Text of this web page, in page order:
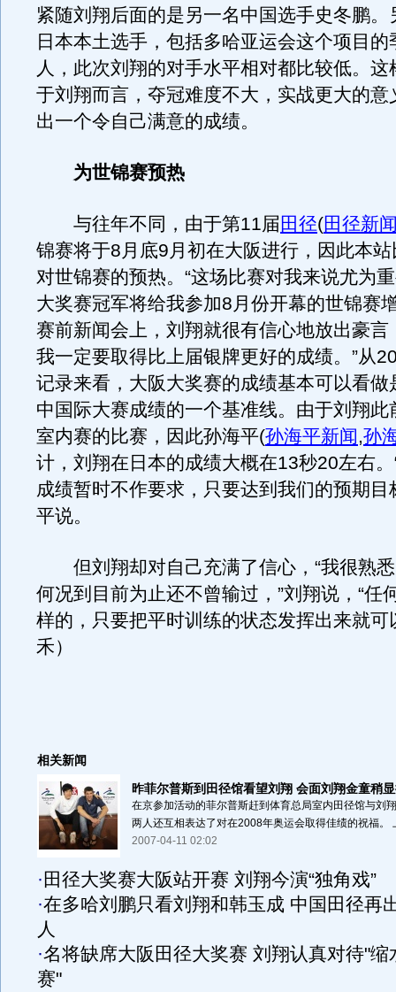
紧随刘翔后面的是另一名中国选手史冬鹏。
日本本土选手，包括多哈亚运会这个项目的
人，此次刘翔的对手水平相对都比较低。这
于刘翔而言，夺冠难度不大，实战更大的意
出一个令自己满意的成绩。
为世锦赛预热
与往年不同，由于第11届 田径(田径新
锦赛将于8月底9月初在大阪进行，因此本
对世锦赛的预热。“这场比赛对我来说尤为
大奖赛冠军将给我参加8月份开幕的世锦赛
赛前新闻会上，刘翔就很有信心地放出豪言
我一定要取得比上届银牌更好的成绩。”从
记录来看，大阪大奖赛的成绩基本可以看做
中国际大赛成绩的一个基准线。由于刘翔此
室内赛的比赛，因此孙海平(孙海平新闻,孙
计，刘翔在日本的成绩大概在13秒20左右
成绩暂时不作要求，只要达到我们的预期目
平说。
但刘翔却对自己充满了信心，“我很熟悉
何况到目前为止还不曾输过，”刘翔说，“任
样的，只要把平时训练的状态发挥出来就可
禾）
相关新闻
昨菲尔普斯到田径馆看望刘翔 会面刘翔金童稍
在京参加活动的菲尔普斯赶到体育总局室内田径馆与刘
两人还互相表达了对在2008年奥运会取得佳绩的祝福。
2007-04-11 02:02
· 田径大奖赛大阪站开赛 刘翔今演“独角戏”
·在多哈刘鹏只看刘翔和韩玉成 中国田径再
人
·名将缺席大阪田径大奖赛 刘翔认真对待"缩
赛"